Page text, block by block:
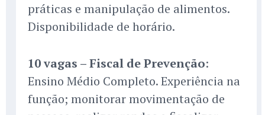
práticas e manipulação de alimentos.
Disponibilidade de horário.
10 vagas – Fiscal de Prevenção:
Ensino Médio Completo. Experiência na
função; monitorar movimentação de